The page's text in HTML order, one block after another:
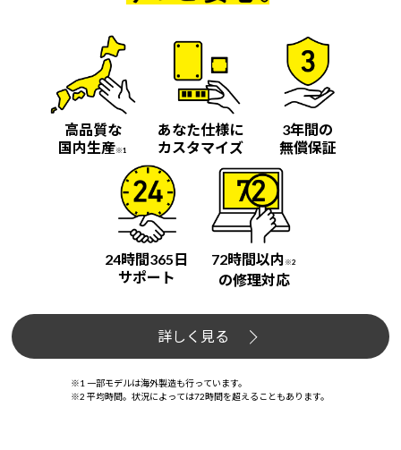
高品質な
国内生産※1
あなた仕様に
カスタマイズ
3年間の
無償保証
24時間365日
サポート
72時間以内 ※2
の修理対応
詳しく見る
※1 一部モデルは海外製造も行っています。
※2 平均時間。状況によっては72時間を超えることもあります。